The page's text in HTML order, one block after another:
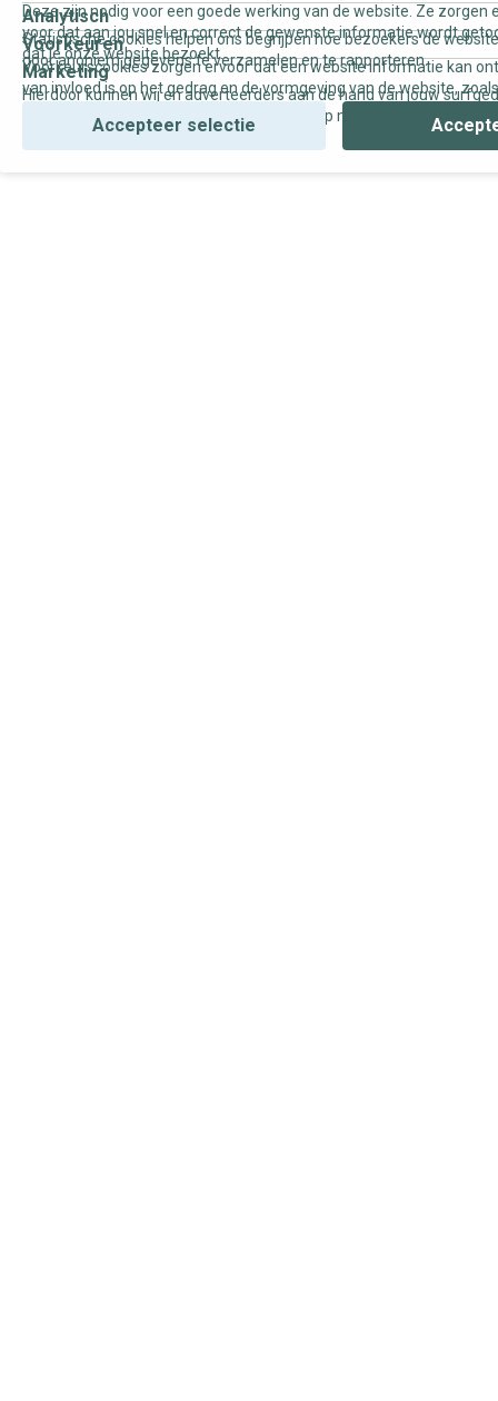
Deze zijn nodig voor een goede werking van de website. Ze zorgen
voor dat aan jou snel en correct de gewenste informatie wordt
dat je onze website bezoekt.
Analytisch
Statistische cookies helpen ons begrijpen hoe bezoekers de
door anoniem gegevens te verzamelen en te rapporteren.
Voorkeuren
Voorkeurscookies zorgen ervoor dat een website informatie kan
van invloed is op het gedrag en de vormgeving van de website,
Marketing
Hierdoor kunnen wij en adverteerders aan de hand van jouw
gepersonaliseerde online advertenties en op maat gemaakte
Accepteer selectie